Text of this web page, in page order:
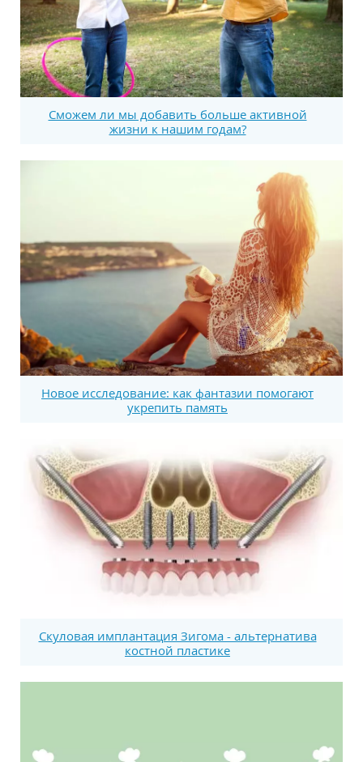
Сможем ли мы добавить больше активной
жизни к нашим годам?
Новое исследование: как фантазии помогают
укрепить память
Скуловая имплантация Зигома - альтернатива
костной пластике